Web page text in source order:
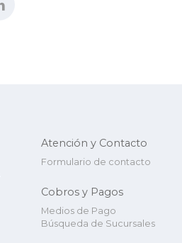
Atención y Contacto
Formulario de contacto
Cobros y Pagos
Medios de Pago
Búsqueda de Sucursales